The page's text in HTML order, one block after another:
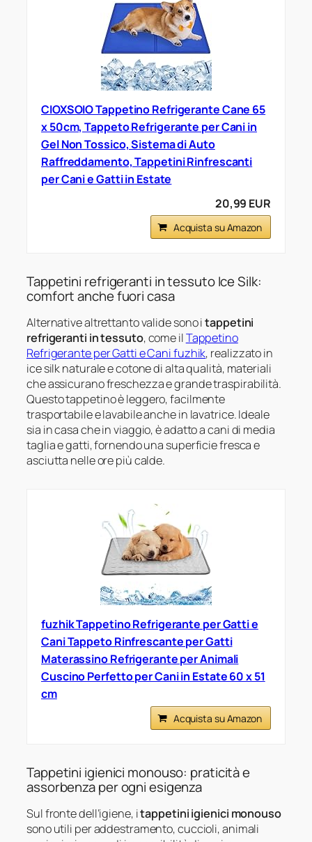
CIOXSOIO Tappetino Refrigerante Cane 65
x 50cm, Tappeto Refrigerante per Cani in
Gel Non Tossico, Sistema di Auto
Raffreddamento, Tappetini Rinfrescanti
per Cani e Gatti in Estate
20,99 EUR
Acquista su Amazon
Tappetini refrigeranti in tessuto Ice Silk:
comfort anche fuori casa
Alternative altrettanto valide sono itappetini
refrigeranti in tessuto, come ilTappetino
Refrigerante per Gatti e Cani fuzhik, realizzato in
ice silk naturale e cotone di alta qualità, materiali
che assicurano freschezza e grande traspirabilità.
Questo tappetino è leggero, facilmente
trasportabile e lavabile anche in lavatrice. Ideale
sia in casa che in viaggio, è adatto a cani di media
taglia e gatti, fornendo una superficie fresca e
asciutta nelle ore più calde.
fuzhik Tappetino Refrigerante per Gatti e
Cani Tappeto Rinfrescante per Gatti
Materassino Refrigerante per Animali
Cuscino Perfetto per Cani in Estate 60 x 51
cm
Acquista su Amazon
Tappetini igienici monouso: praticità e
assorbenza per ogni esigenza
Sul fronte dell’igiene, itappetini igienici monouso
sono utili per addestramento, cuccioli, animali